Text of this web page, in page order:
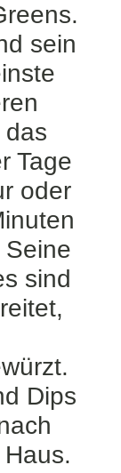
sein
das
Tage
oder
Seine
sind
Dips